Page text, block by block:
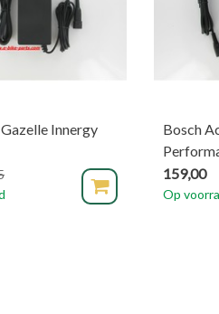
Innergy
Bosch
159,00
Op